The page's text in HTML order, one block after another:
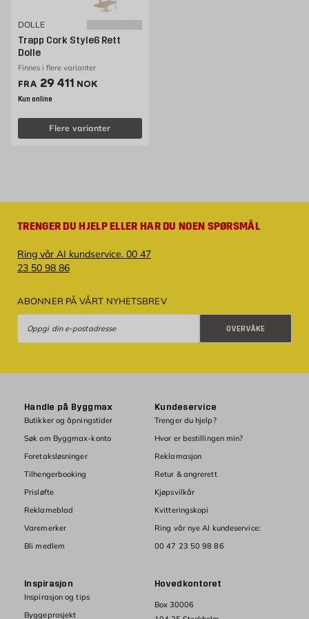
DOLLE
Trapp Cork Style6 Rett
Dolle
Finnes i flere varianter
FRA Pris 29411 NOK /stk
29 411 NOK
Kun online
Flere varianter
TRENGER DU HJELP ELLER HAR DU NOEN SPØRSMÅL
Ring vår AI kundservice. 00 47
23 50 98 86
ABONNER PÅ VÅRT NYHETSBREV
OVERVÅKE
Hovedkontoret
Box 30006
Handle på Byggmax
Butikker og åpningstider
Søk om Byggmax-konto
Foretaksløsninger
Tilhengerbooking
Prisløfte
Reklameblad
Varemerker
Bli medlem
Kundeservice
Trenger du hjelp?
Hvor er bestillingen min?
Reklamasjon
Retur & angrerett
Kjøpsvilkår
Kvitteringskopi
Ring vår nye AI kundeservice:
00 47 23 50 98 86
Inspirasjon
Inspirasjon og tips
Byggeprosjekt